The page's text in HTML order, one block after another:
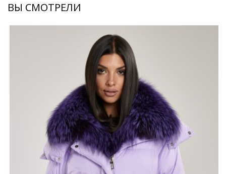
оставаясь при этом достаточно свободным для
комфортного движения.
Особое внимание стоит уделить съемному меху
чернобурой лисы, который не только придает
изысканности образу, но и позволяет варьировать
стиль куртки в зависимости от настроения или
ситуации. Мех легко снимается, что делает изделие
универсальным — от строгих официальных образов до
более простых повседневных сочетаний.
Утеплитель из гусиного пуха гарантирует отличную
теплоизоляцию, создавая уютную атмосферу. С этим
облегчённым пуховиком вам будет не страшны ни
морозы, ни ветра — он подарит вам тепло и гармонию.
ВЫ СМОТРЕЛИ